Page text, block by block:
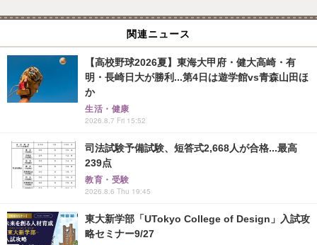
関連ニュース
【高校野球2026夏】東海大甲府・健大高崎・有
明・長崎日大が勝利...第4日は遊学館vs青森山田ほ
か
生活・健康
2026.8.7 Fri 15:52
司法試験予備試験、短答式2,668人が合格...最高
239点
教育・受験
2026.8.6 Thu 19:45
東大新学部「UTokyo College of Design」入試攻
略セミナー9/27